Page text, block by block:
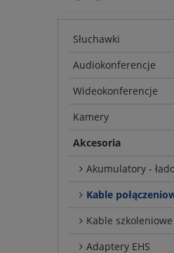
Słuchawki
Audiokonferencje
Wideokonferencje
Kamery
Akcesoria
Akumulatory -
Kable
Kable szkoleniowe
Adaptery EHS